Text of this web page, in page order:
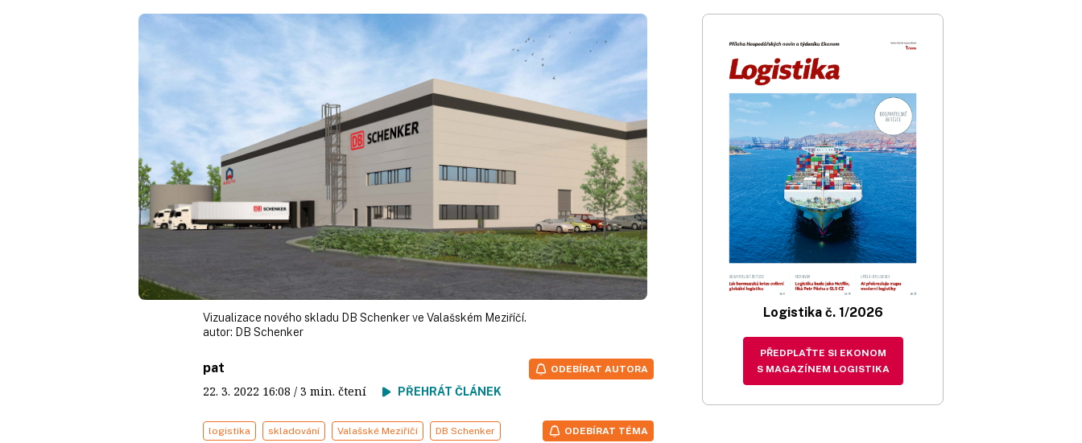
Vizualizace nového skladu DB Schenker ve Valašském Meziříčí.
autor: DB Schenker
pat
22. 3. 2022 16:08 / 3 min. čtení PŘEHRÁT ČLÁNEK
ODEBÍRAT AUTORA
logistika skladování Valašské Meziříčí DB Schenker ODEBÍRAT TÉMA
Logistika č. 1/2026
PŘEDPLAŤTE SI EKONOM
S MAGAZÍNEM LOGISTIKA